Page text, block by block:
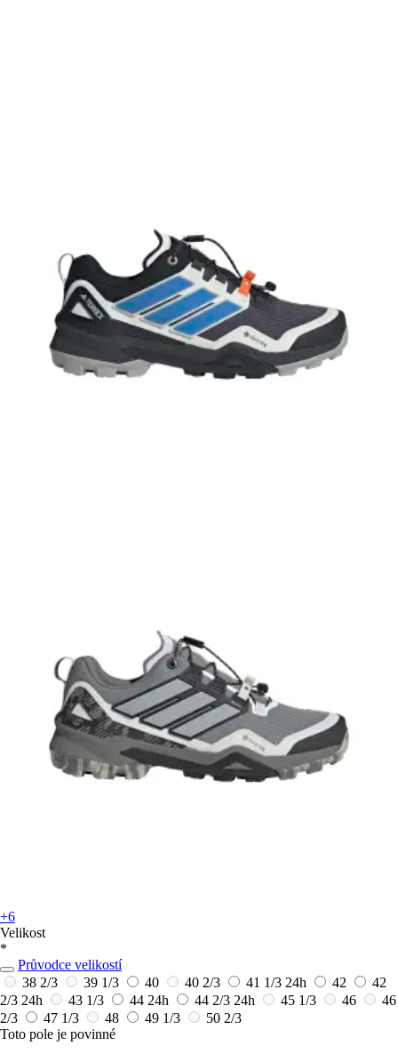
+6
Velikost
*
Průvodce velikostí
38 2/3
39 1/3 40 40 2/3 41 1/3 24h 42
42
2/3 24h 43 1/3 44 24h 44 2/3 24h 45 1/3 46
46
2/3
47 1/3 48 49 1/3
50 2/3
Toto pole je povinné